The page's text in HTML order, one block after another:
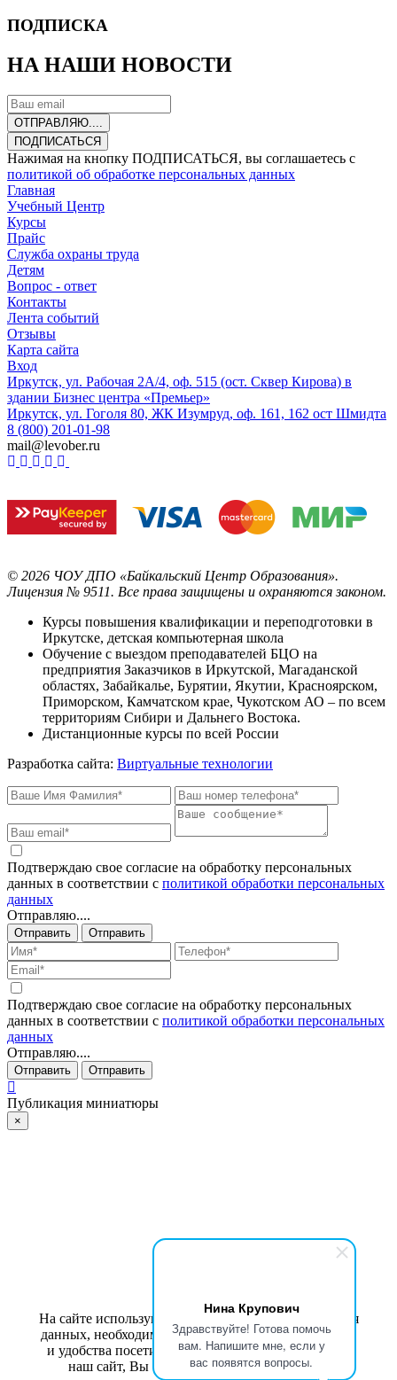
Нина Крупович
Здравствуйте! Готова помочь
вам. Напишите мне, если у
вас появятся вопросы.
ПОДПИСКА
НА НАШИ НОВОСТИ
ОТПРАВЛЯЮ....
ПОДПИСАТЬСЯ
Нажимая на кнопку ПОДПИСАТЬСЯ, вы соглашаетесь с
политикой об обработке персональных данных
Главная
Учебный Центр
Курсы
Прайс
Служба охраны труда
Детям
Вопрос - ответ
Контакты
Лента событий
Отзывы
Карта сайта
Вход
Иркутск, ул. Рабочая 2А/4, оф. 515 (ост. Сквер Кирова) в
здании Бизнес центра «Премьер»
Иркутск, ул. Гоголя 80, ЖК Изумруд, оф. 161, 162 ост Шмидта
8 (800) 201-01-98
mail@levober.ru
© 2026 ЧОУ ДПО «Байкальский Центр Образования».
Лицензия № 9511. Все права защищены и охраняются законом.
Курсы повышения квалификации и переподготовки в
Иркутске, детская компьютерная школа
Обучение с выездом преподавателей БЦО на
предприятия Заказчиков в Иркутской, Магаданской
областях, Забайкалье, Бурятии, Якутии, Красноярском,
Приморском, Камчатском крае, Чукотском АО – по всем
территориям Сибири и Дальнего Востока.
Дистанционные курсы по всей России
Разработка сайта: Виртуальные технологии
Подтверждаю свое согласие на обработку персональных
данных в соответствии с политикой обработки персональных
данных
Отправляю....
Отправить Отправить
Подтверждаю свое согласие на обработку персональных
данных в соответствии с политикой обработки персональных
данных
Отправляю....
Отправить Отправить
Публикация миниатюры
×
На сайте используются cookies для сбора и хранения
данных, необходимых для корректной работы сайта
и удобства посетителей. Продолжая использовать
наш сайт, Вы соглашаетесь сполитикой по